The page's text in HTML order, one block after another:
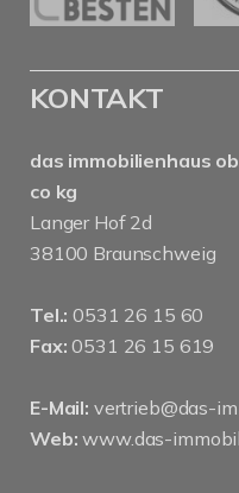
KONTAKT
das immobilienhaus
co kg
Langer Hof 2d
38100 Braunschweig
Tel.: 0531 26 15 60
Fax: 0531 26 15 619
E-Mail: vertrieb@das-
Web: www.das-